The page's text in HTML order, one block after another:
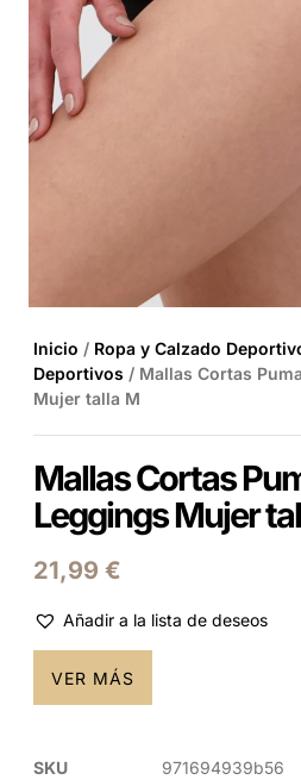
Inicio / Ropa y Calzado
Deportivos / Mallas Cortas
Mujer talla M
Mallas Cortas
Leggings Mujer
21,99 €
Añadir a la lista de deseos
VER MÁS
SKU
971694939b56